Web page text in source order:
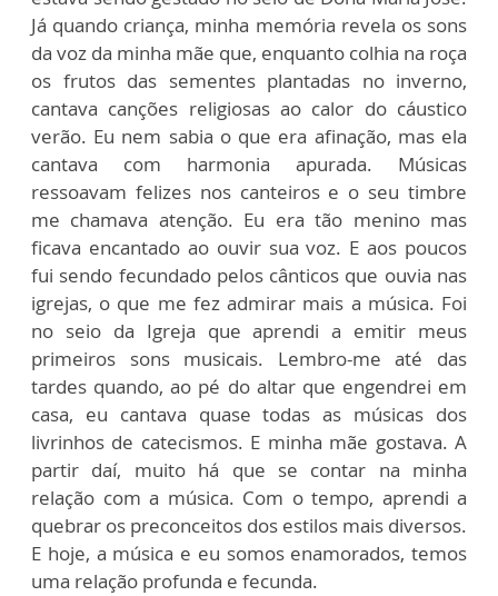
Já quando criança, minha memória revela os sons
da voz da minha mãe que, enquanto colhia na roça
os frutos das sementes plantadas no inverno,
cantava canções religiosas ao calor do cáustico
verão. Eu nem sabia o que era afinação, mas ela
cantava com harmonia apurada. Músicas
ressoavam felizes nos canteiros e o seu timbre
me chamava atenção. Eu era tão menino mas
ficava encantado ao ouvir sua voz. E aos poucos
fui sendo fecundado pelos cânticos que ouvia nas
igrejas, o que me fez admirar mais a música. Foi
no seio da Igreja que aprendi a emitir meus
primeiros sons musicais. Lembro-me até das
tardes quando, ao pé do altar que engendrei em
casa, eu cantava quase todas as músicas dos
livrinhos de catecismos. E minha mãe gostava. A
partir daí, muito há que se contar na minha
relação com a música. Com o tempo, aprendi a
quebrar os preconceitos dos estilos mais diversos.
E hoje, a música e eu somos enamorados, temos
uma relação profunda e fecunda.